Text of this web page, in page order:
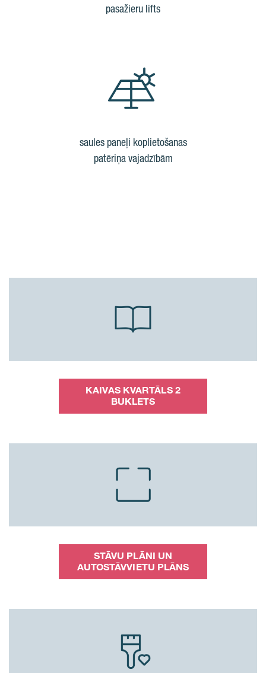
pasažieru lifts
saules paneļi koplietošanas
patēriņa vajadzībām
KAIVAS KVARTĀLS 2
BUKLETS
STĀVU PLĀNI UN
AUTOSTĀVVIETU PLĀNS